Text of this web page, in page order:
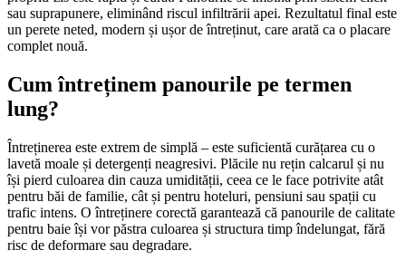
sau suprapunere, eliminând riscul infiltrării apei. Rezultatul final este
un perete neted, modern și ușor de întreținut, care arată ca o placare
complet nouă.
Cum întreținem panourile pe termen
lung?
Întreținerea este extrem de simplă – este suficientă curățarea cu o
lavetă moale și detergenți neagresivi. Plăcile nu rețin calcarul și nu
își pierd culoarea din cauza umidității, ceea ce le face potrivite atât
pentru băi de familie, cât și pentru hoteluri, pensiuni sau spații cu
trafic intens. O întreținere corectă garantează că panourile de calitate
pentru baie își vor păstra culoarea și structura timp îndelungat, fără
risc de deformare sau degradare.